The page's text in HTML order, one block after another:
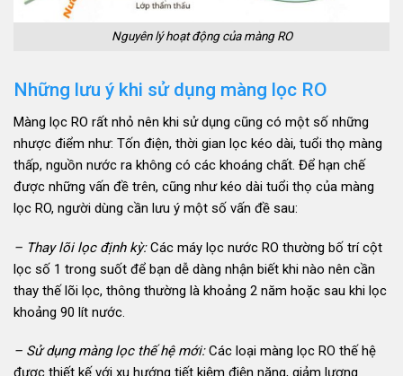
Nguyên lý hoạt động của màng RO
Những lưu ý khi sử dụng màng lọc RO
Màng lọc RO rất nhỏ nên khi sử dụng cũng có một số những
nhược điểm như: Tốn điện, thời gian lọc kéo dài, tuổi thọ màng
thấp, nguồn nước ra không có các khoáng chất. Để hạn chế
được những vấn đề trên, cũng như kéo dài tuổi thọ của màng
lọc RO, người dùng cần lưu ý một số vấn đề sau:
– Thay lõi lọc định kỳ:Các máy lọc nước RO thường bố trí cột
lọc số 1 trong suốt để bạn dễ dàng nhận biết khi nào nên cần
thay thế lõi lọc, thông thường là khoảng 2 năm hoặc sau khi lọc
khoảng 90 lít nước.
– Sử dụng màng lọc thế hệ mới:Các loại màng lọc RO thế hệ
được thiết kế với xu hướng tiết kiệm điện năng, giảm lượng